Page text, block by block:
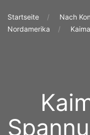
Startseite
Nach
Nordamerika